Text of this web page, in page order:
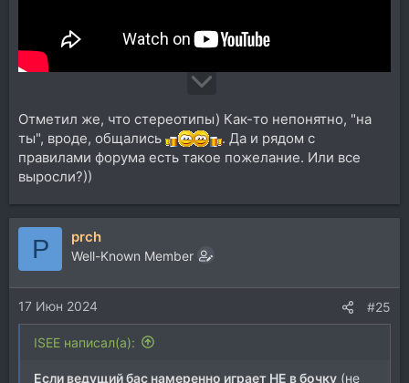
Отметил же, что стереотипы) Как-то непонятно, "на
ты", вроде, общались
. Да и рядом с
правилами форума есть такое пожелание. Или все
выросли?))
P prch
Well-Known Member
17 Июн 2024 #25
ISEE написал(а):
Если ведущий бас намеренно играет НЕ в бочку (не